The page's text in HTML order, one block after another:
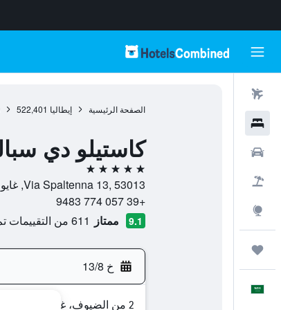
الصفحة الرئيسية إيطاليا 522,401
كاستيلو دي
5 نجوم
Via Spaltenna 13, 53013, غايولي ان تشيانتي, توسكانا, إيطاليا
+39 057 774 9483
9.1 ممتاز 611 من التقييمات تم التحقق منها
خ 13/8
2 من الضيوف، غرفة واحدة